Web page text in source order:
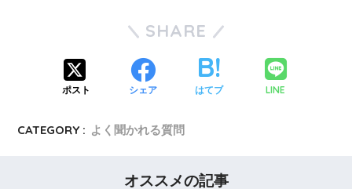
SHARE
ポスト シェア はてブ LINE
CATEGORY : よく聞かれる質問
オススメの記事